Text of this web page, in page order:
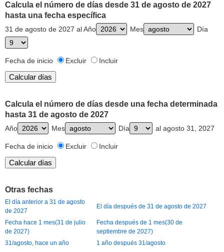
Calcula el número de días desde 31 de agosto de 2027
hasta una fecha específica
31 de agosto de 2027 al Año Mes Día
Fecha de inicio Excluir Incluir
Calcula el número de días desde una fecha determinada
hasta 31 de agosto de 2027
Año Mes Día al agosto 31, 2027
Fecha de inicio Excluir Incluir
Otras fechas
El día anterior a 31 de agosto
de 2027
El día después de 31 de agosto de 2027
Fecha hace 1 mes(31 de julio
de 2027)
Fecha después de 1 mes(30 de
septiembre de 2027)
31/agosto, hace un año
1 año después 31/agosto